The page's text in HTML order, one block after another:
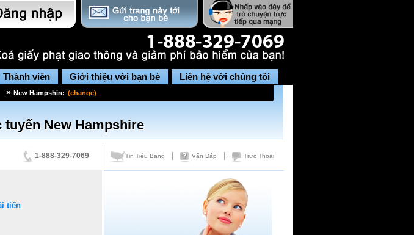
Thành viên Giới thiệu với bạn bè Liên hệ với chúng tôi
» New Hampshire (change)
tuyến New Hampshire
1-888-329-7069
tiến
Tin Tiểu Bang | Vấn Đáp | Trực Thoại